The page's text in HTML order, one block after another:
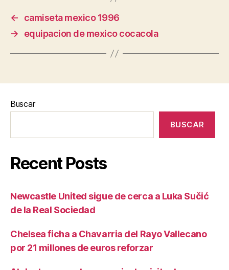
←
camiseta mexico 1996
→
equipacion de mexico cocacola
Buscar
BUSCAR
Recent Posts
Newcastle United sigue de cerca a Luka Sučić
de la Real Sociedad
Chelsea ficha a Chavarria del Rayo Vallecano
por 21 millones de euros reforzar